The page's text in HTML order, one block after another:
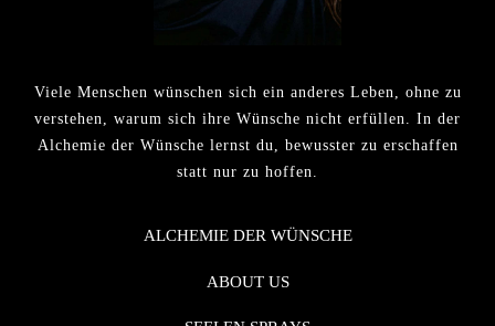
Viele Menschen wünschen sich ein anderes Leben, ohne zu
verstehen, warum sich ihre Wünsche nicht erfüllen. In der
Alchemie der Wünsche lernst du, bewusster zu erschaffen
statt nur zu hoffen.
ALCHEMIE DER WÜNSCHE
ABOUT US